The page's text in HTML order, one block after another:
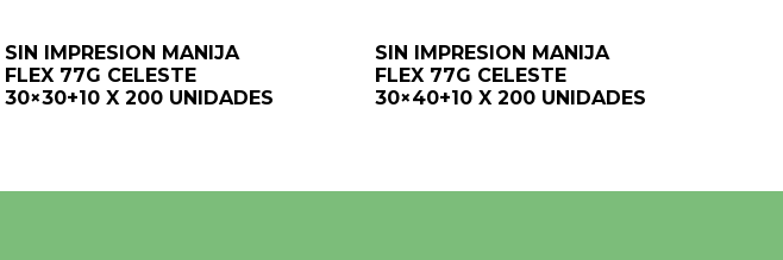
SIN IMPRESION MANIJA
FLEX 77G CELESTE
30×30+10 X 200 UNIDADES
SIN IMPRESION MANIJA
FLEX 77G CELESTE
30×40+10 X 200 UNIDADES